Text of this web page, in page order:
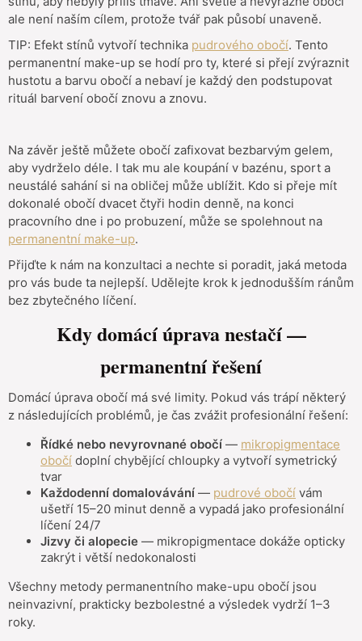
ale není naším cílem, protože tvář pak působí unaveně.
TIP: Efekt stínů vytvoří technika pudrového obočí. Tento
permanentní make-up se hodí pro ty, které si přejí zvýraznit
hustotu a barvu obočí a nebaví je každý den podstupovat
rituál barvení obočí znovu a znovu.
Na závěr ještě můžete obočí zafixovat bezbarvým gelem,
aby vydrželo déle. I tak mu ale koupání v bazénu, sport a
neustálé sahání si na obličej může ublížit. Kdo si přeje mít
dokonalé obočí dvacet čtyři hodin denně, na konci
pracovního dne i po probuzení, může se spolehnout na
permanentní make-up.
Přijďte k nám na konzultaci a nechte si poradit, jaká metoda
pro vás bude ta nejlepší. Udělejte krok k jednodušším ránům
bez zbytečného líčení.
Kdy domácí úprava nestačí —
permanentní řešení
Domácí úprava obočí má své limity. Pokud vás trápí některý
z následujících problémů, je čas zvážit profesionální řešení:
Řídké nebo nevyrovnané obočí — mikropigmentace
obočí doplní chybějící chloupky a vytvoří symetrický
tvar
Každodenní domalovávání — pudrové obočí vám
ušetří 15–20 minut denně a vypadá jako profesionální
líčení 24/7
Jizvy či alopecie — mikropigmentace dokáže opticky
zakrýt i větší nedokonalosti
Všechny metody permanentního make-upu obočí jsou
neinvazivní, prakticky bezbolestné a výsledek vydrží 1–3
roky.